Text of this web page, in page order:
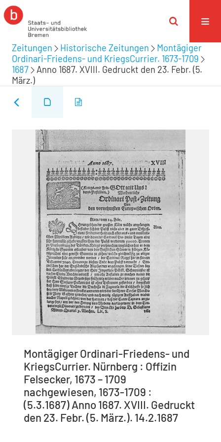
Zeitungen Historische Zeitungen
Montägiger
Ordinari-Friedens- und KriegsCurrier. 1673-1709
1687
Anno 1687. XVIII. Gedruckt den 23. Febr. (5.
März.)
Montägiger Ordinari-Friedens- und
KriegsCurrier. Nürnberg : Offizin
Felsecker, 1673 – 1709
nachgewiesen, 1673-1709 :
(5.3.1687) Anno 1687. XVIII. Gedruckt
den 23. Febr. (5. März.). 14.2.1687